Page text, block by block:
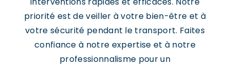
priorité est de veiller à votre bien-être et à
votre sécurité pendant le transport. Faites
confiance à notre expertise et à notre
professionnalisme pour un